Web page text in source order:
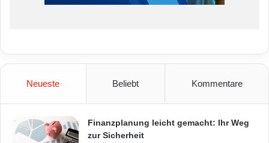
Neueste Beliebt Kommentare
Finanzplanung leicht gemacht: Ihr Weg
zur Sicherheit